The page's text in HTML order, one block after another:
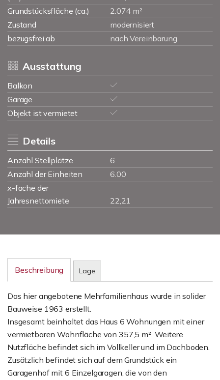
Grundstücksfläche (ca.)
2.074 m²
Zustand
modernisiert
bezugsfrei ab
nach Vereinbarung
Ausstattung
Balkon
Garage
Objekt ist vermietet
Details
Anzahl Stellplätze
6
Anzahl der Einheiten
6.00
x-fache der
Jahresnettomiete
22,21
Beschreibung Lage
Das hier angebotene Mehrfamilienhaus wurde in solider
Bauweise 1963 erstellt.
Insgesamt beinhaltet das Haus 6 Wohnungen mit einer
vermietbaren Wohnfläche von 357,5 m². Weitere
Nutzfläche befindet sich im Vollkeller und im Dachboden.
Zusätzlich befindet sich auf dem Grundstück ein
Garagenhof mit 6 Einzelgaragen, die von den